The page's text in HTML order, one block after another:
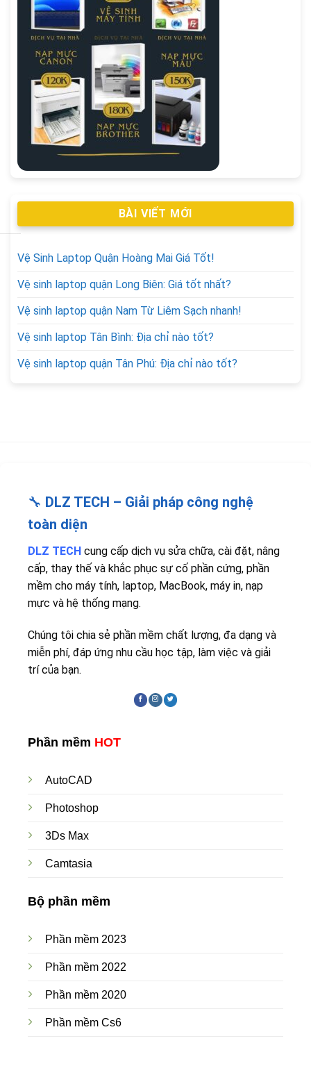
BÀI VIẾT MỚI
Vệ Sinh Laptop Quận Hoàng Mai Giá Tốt!
Vệ sinh laptop quận Long Biên: Giá tốt nhất?
Vệ sinh laptop quận Nam Từ Liêm Sạch nhanh!
Vệ sinh laptop Tân Bình: Địa chỉ nào tốt?
Vệ sinh laptop quận Tân Phú: Địa chỉ nào tốt?
🔧 DLZ TECH – Giải pháp công nghệ
toàn diện
DLZ TECH cung cấp dịch vụ sửa chữa, cài đặt, nâng
cấp, thay thế và khắc phục sự cố phần cứng, phần
mềm cho máy tính, laptop, MacBook, máy in, nạp
mực và hệ thống mạng.
Chúng tôi chia sẻ phần mềm chất lượng, đa dạng và
miễn phí, đáp ứng nhu cầu học tập, làm việc và giải
trí của bạn.
Phần mềm HOT
AutoCAD
Photoshop
3Ds Max
Camtasia
Bộ phần mềm
Phần mềm 2023
Phần mềm 2022
Phần mềm 2020
Phần mềm Cs6